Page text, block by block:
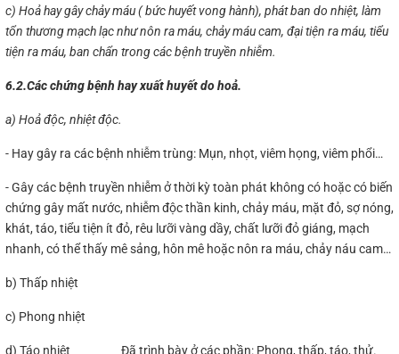
c) Hoả hay gây chảy máu ( bức huyết vong hành), phát ban do nhiệt, làm
tổn thương mạch lạc như nôn ra máu, chảy máu cam, đại tiện ra máu, tiểu
tiện ra máu, ban chẩn trong các bệnh truyền nhiễm.
6.2.Các chứng bệnh hay xuất huyết do hoả.
a) Hoả độc, nhiệt độc.
- Hay gây ra các bệnh nhiễm trùng: Mụn, nhọt, viêm họng, viêm phổi…
- Gây các bệnh truyền nhiễm ở thời kỳ toàn phát không có hoặc có biến
chứng gây mất nước, nhiễm độc thần kinh, chảy máu, mặt đỏ, sợ nóng,
khát, táo, tiểu tiện ít đỏ, rêu lưỡi vàng dầy, chất lưỡi đỏ giáng, mạch
nhanh, có thể thấy mê sảng, hôn mê hoặc nôn ra máu, chảy náu cam…
b) Thấp nhiệt
c) Phong nhiệt
d) Táo nhiệt Đã trình bày ở các phần: Phong, thấp, táo, thử.